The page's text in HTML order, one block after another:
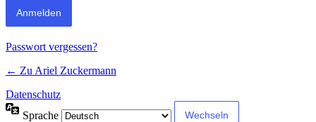
Passwort vergessen?
← Zu Ariel Zuckermann
Datenschutz
Sprache